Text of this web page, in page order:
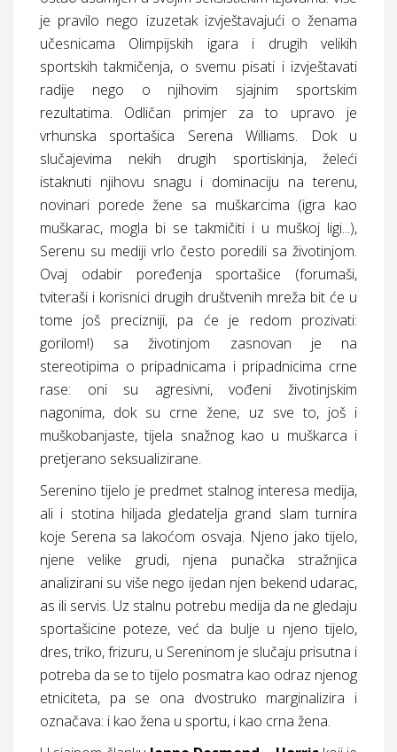
je pravilo nego izuzetak izvještavajući o ženama
učesnicama Olimpijskih igara i drugih velikih
sportskih takmičenja, o svemu pisati i izvještavati
radije nego o njihovim sjajnim sportskim
rezultatima. Odličan primjer za to upravo je
vrhunska sportašica Serena Williams. Dok u
slučajevima nekih drugih sportiskinja, želeći
istaknuti njihovu snagu i dominaciju na terenu,
novinari porede žene sa muškarcima (igra kao
muškarac, mogla bi se takmičiti i u muškoj ligi...),
Serenu su mediji vrlo često poredili sa životinjom.
Ovaj odabir poređenja sportašice (forumaši,
tviteraši i korisnici drugih društvenih mreža bit će u
tome još precizniji, pa će je redom prozivati:
gorilom!) sa životinjom zasnovan je na
stereotipima o pripadnicama i pripadnicima crne
rase: oni su agresivni, vođeni životinjskim
nagonima, dok su crne žene, uz sve to, još i
muškobanjaste, tijela snažnog kao u muškarca i
pretjerano seksualizirane.
Serenino tijelo je predmet stalnog interesa medija,
ali i stotina hiljada gledatelja grand slam turnira
koje Serena sa lakoćom osvaja. Njeno jako tijelo,
njene velike grudi, njena punačka stražnjica
analizirani su više nego ijedan njen bekend udarac,
as ili servis. Uz stalnu potrebu medija da ne gledaju
sportašicine poteze, već da bulje u njeno tijelo,
dres, triko, frizuru, u Sereninom je slučaju prisutna i
potreba da se to tijelo posmatra kao odraz njenog
etniciteta, pa se ona dvostruko marginalizira i
označava: i kao žena u sportu, i kao crna žena.